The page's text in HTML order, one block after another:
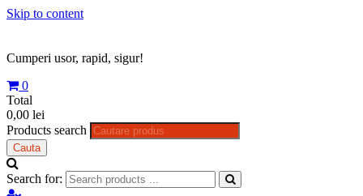
Skip to content
Cumperi usor, rapid, sigur!
0
Total
0,00 lei
Products search
Cauta
Search for: